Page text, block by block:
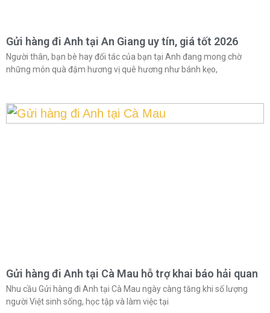
Gửi hàng đi Anh tại An Giang uy tín, giá tốt 2026
Người thân, bạn bè hay đối tác của bạn tại Anh đang mong chờ
những món quà đậm hương vị quê hương như bánh kẹo,
Gửi hàng đi Anh tại Cà Mau hỗ trợ khai báo hải quan
Nhu cầu Gửi hàng đi Anh tại Cà Mau ngày càng tăng khi số lượng
người Việt sinh sống, học tập và làm việc tại